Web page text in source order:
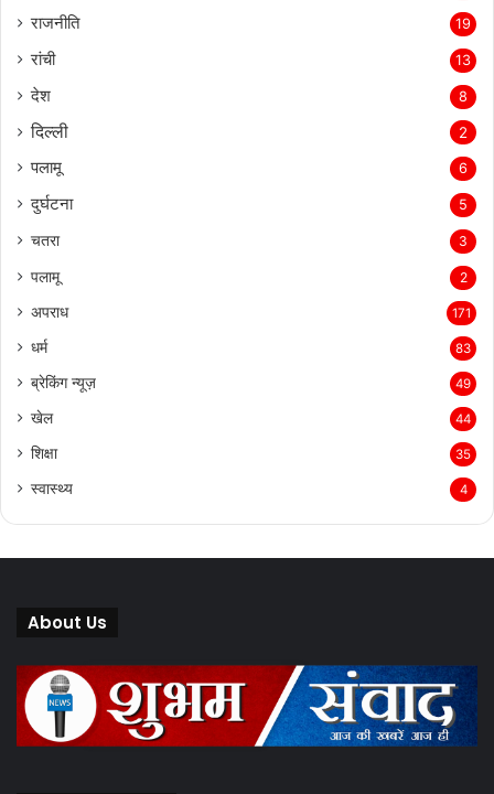
राजनीति 19
रांची 13
देश 8
दिल्‍ली 2
पलामू 6
दुर्घटना 5
चतरा 3
पलामू 2
अपराध 171
धर्म 83
ब्रेकिंग न्यूज़ 49
खेल 44
शिक्षा 35
स्वास्थ्य 4
About Us